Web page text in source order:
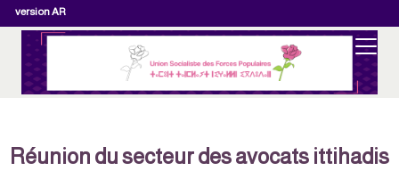
version AR
Réunion du secteur des avocats ittihadis